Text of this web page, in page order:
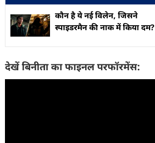
कौन है ये नई विलेन, जिसने
स्पाइडरमैन की नाक में किया दम?
देखें बिनीता का फाइनल परफॉरमेंस: